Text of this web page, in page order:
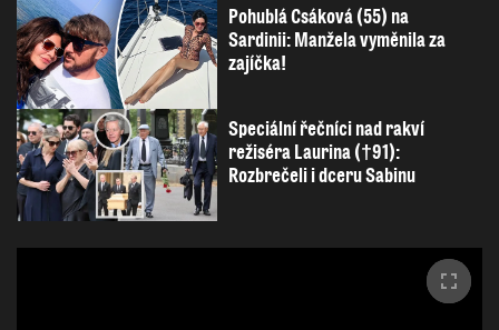
Pohublá Csáková (55) na
Sardinii: Manžela vyměnila za
zajíčka!
Speciální řečníci nad rakví
režiséra Laurina (†91):
Rozbrečeli i dceru Sabinu